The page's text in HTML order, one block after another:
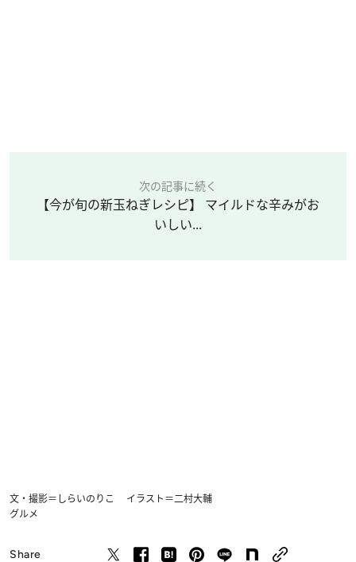
次の記事に続く
【今が旬の新玉ねぎレシピ】 マイルドな辛みがお
いしい...
文・撮影＝しらいのりこ イラスト＝二村大輔
グルメ
Share